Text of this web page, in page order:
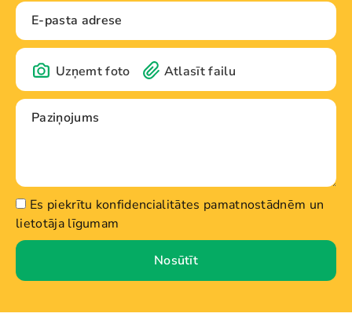
Uzņemt foto Atlasīt failu
Es piekrītu konfidencialitātes pamatnostādnēm un
lietotāja līgumam
Nosūtīt